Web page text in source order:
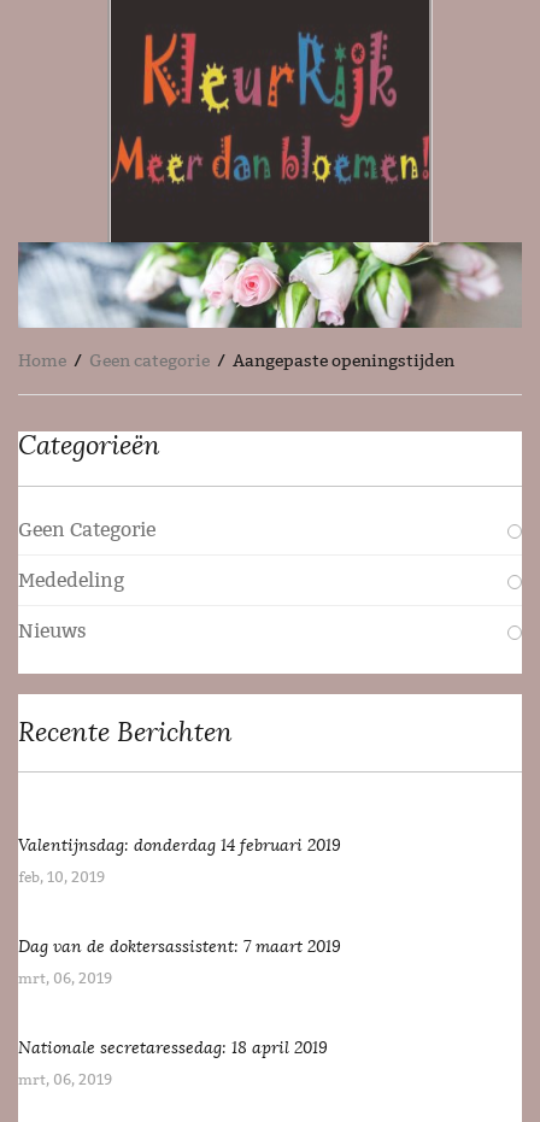
Home / Geen categorie / Aangepaste openingstijden
Categorieën
Geen Categorie
Mededeling
Nieuws
Recente Berichten
Valentijnsdag: donderdag 14 februari 2019
feb, 10, 2019
Dag van de doktersassistent: 7 maart 2019
mrt, 06, 2019
Nationale secretaressedag: 18 april 2019
mrt, 06, 2019